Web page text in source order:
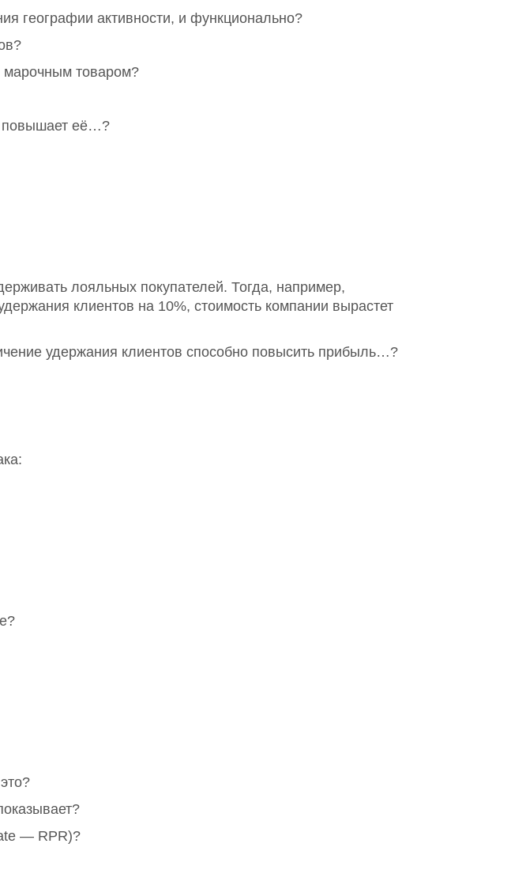
географии активности, и функционально?
марочным товаром?
повышает её…?
лояльных покупателей. Тогда, например,
клиентов на 10%, стоимость компании вырастет
удержания клиентов способно повысить прибыль…?
— RPR)?